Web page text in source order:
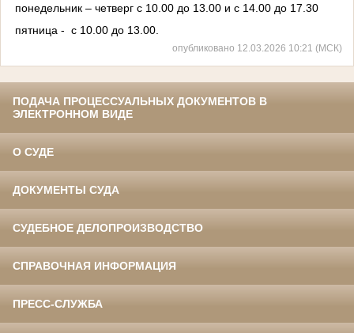
понедельник – четверг с 10.00 до 13.00 и с 14.00 до 17.30
пятница - с 10.00 до 13.00.
опубликовано 12.03.2026 10:21 (МСК)
ПОДАЧА ПРОЦЕССУАЛЬНЫХ ДОКУМЕНТОВ В
ЭЛЕКТРОННОМ ВИДЕ
О СУДЕ
ДОКУМЕНТЫ СУДА
СУДЕБНОЕ ДЕЛОПРОИЗВОДСТВО
СПРАВОЧНАЯ ИНФОРМАЦИЯ
ПРЕСС-СЛУЖБА